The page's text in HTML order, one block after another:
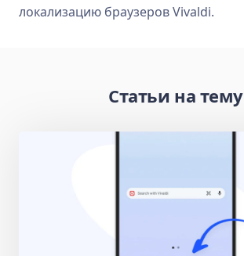
локализацию браузеров Vivaldi.
Статьи на тему